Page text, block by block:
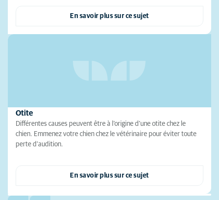
En savoir plus sur ce sujet
Otite
Différentes causes peuvent être à l’origine d’une otite chez le
chien. Emmenez votre chien chez le vétérinaire pour éviter toute
perte d’audition.
En savoir plus sur ce sujet